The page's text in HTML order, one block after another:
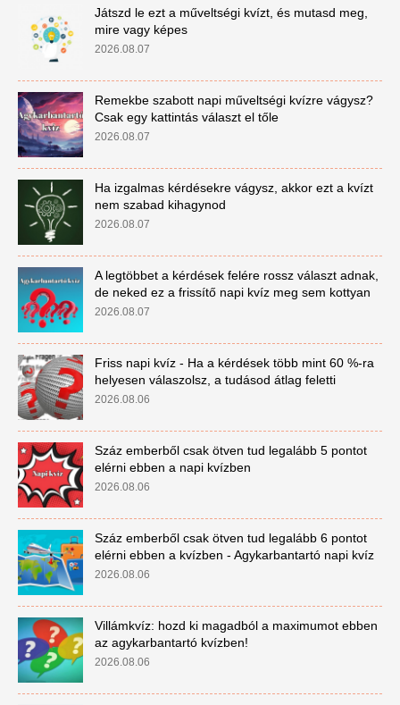
Játszd le ezt a műveltségi kvízt, és mutasd meg,
mire vagy képes
2026.08.07
Remekbe szabott napi műveltségi kvízre vágysz?
Csak egy kattintás választ el tőle
2026.08.07
Ha izgalmas kérdésekre vágysz, akkor ezt a kvízt
nem szabad kihagynod
2026.08.07
A legtöbbet a kérdések felére rossz választ adnak,
de neked ez a frissítő napi kvíz meg sem kottyan
2026.08.07
Friss napi kvíz - Ha a kérdések több mint 60 %-ra
helyesen válaszolsz, a tudásod átlag feletti
2026.08.06
Száz emberből csak ötven tud legalább 5 pontot
elérni ebben a napi kvízben
2026.08.06
Száz emberből csak ötven tud legalább 6 pontot
elérni ebben a kvízben - Agykarbantartó napi kvíz
2026.08.06
Villámkvíz: hozd ki magadból a maximumot ebben
az agykarbantartó kvízben!
2026.08.06